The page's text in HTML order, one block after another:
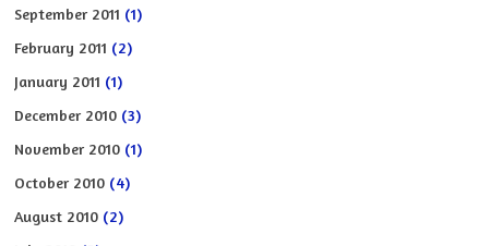
September 2011 (1)
February 2011 (2)
January 2011 (1)
December 2010 (3)
November 2010 (1)
October 2010 (4)
August 2010 (2)